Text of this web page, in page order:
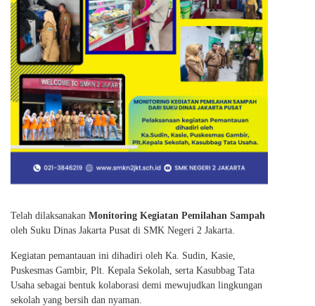
Telah dilaksanakan Monitoring Kegiatan Pemilahan Sampah
oleh Suku Dinas Jakarta Pusat di SMK Negeri 2 Jakarta.
Kegiatan pemantauan ini dihadiri oleh Ka. Sudin, Kasie,
Puskesmas Gambir, Plt. Kepala Sekolah, serta Kasubbag Tata
Usaha sebagai bentuk kolaborasi demi mewujudkan lingkungan
sekolah yang bersih dan nyaman.